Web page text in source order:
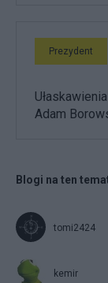
Prezydent
Adam
Blogi na ten
tomi2424
kemir